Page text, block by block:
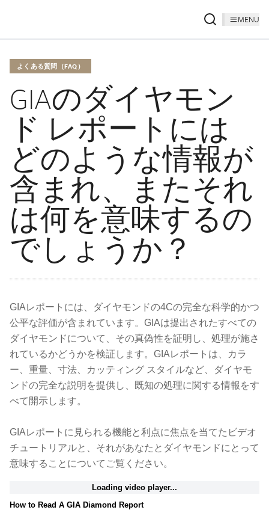
MENU
よくある質問（FAQ）
GIAのダイヤモン
ド レポートには
どのような情報が
含まれ、またそれ
は何を意味するの
でしょうか？
GIAレポートには、ダイヤモンドの4Cの完全な科学的かつ
公平な評価が含まれています。GIAは提出されたすべての
ダイヤモンドについて、その真偽性を証明し、処理が施さ
れているかどうかを検証します。GIAレポートは、カラ
ー、重量、寸法、カッティング スタイルなど、ダイヤモ
ンドの完全な説明を提供し、既知の処理に関する情報をす
べて開示します。
GIAレポートに見られる機能と利点に焦点を当てたビデオ
チュートリアルと、それがあなたとダイヤモンドにとって
意味することについてご覧ください。
Loading video player...
How to Read A GIA Diamond Report